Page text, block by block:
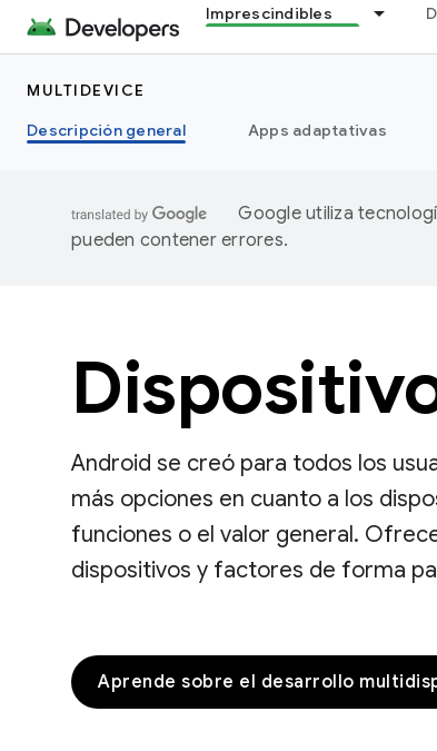
Imprescindibles
MULTIDEVICE
Descripción general
Apps adaptativas
Google utiliza
pueden contener errores.
Android se creó para todos los
más opciones en cuanto a los
funciones o el valor general.
dispositivos y factores de forma
Aprende sobre el desarrollo